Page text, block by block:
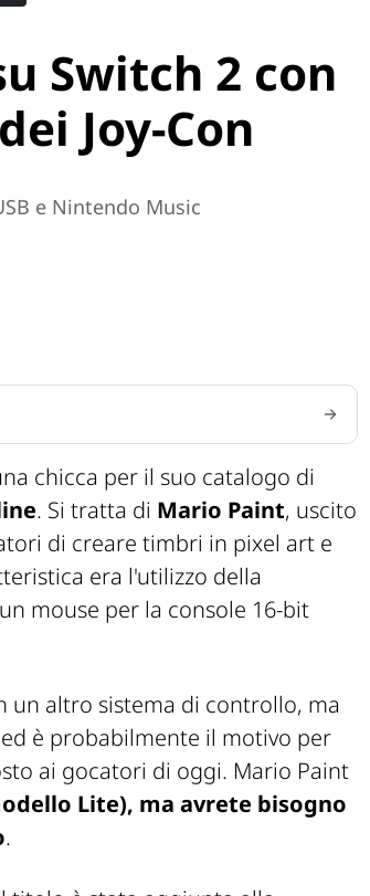
Switch 2 con
Joy-Con
e Nintendo Music
chicca per il suo catalogo di
. Si tratta di Mario Paint, uscito
di creare timbri in pixel art e
era l'utilizzo della
mouse per la console 16-bit
altro sistema di controllo, ma
è probabilmente il motivo per
ai gocatori di oggi. Mario Paint
Lite), ma avrete bisogno
.